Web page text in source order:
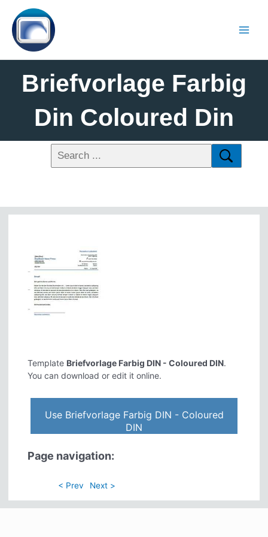
Briefvorlage Farbig
Din Coloured Din
Template Briefvorlage Farbig DIN - Coloured DIN.
You can download or edit it online.
Use Briefvorlage Farbig DIN - Coloured
DIN
Page navigation:
< Prev Next >